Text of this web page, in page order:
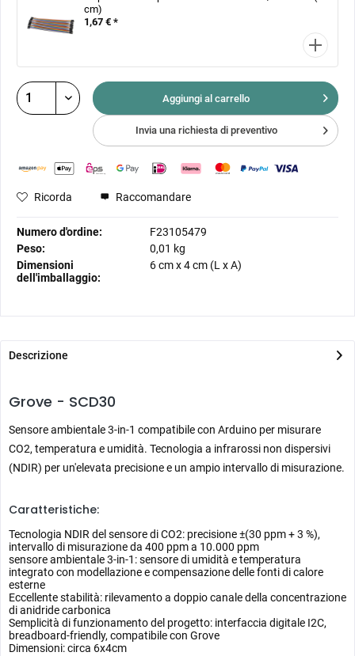
cm)
1,67 € *
Aggiungi al carrello
Invia una richiesta di preventivo
Ricorda Raccomandare
Numero d'ordine:
F23105479
Peso:
0,01 kg
Dimensioni
dell'imballaggio:
6 cmx4 cm (L x A)
Descrizione
Grove - SCD30
Sensore ambientale 3-in-1 compatibile con Arduino per misurare
CO2, temperatura e umidità. Tecnologia a infrarossi non dispersivi
(NDIR) per un'elevata precisione e un ampio intervallo di misurazione.
Caratteristiche:
Tecnologia NDIR del sensore di CO2: precisione ±(30 ppm + 3 %),
intervallo di misurazione da 400 ppm a 10.000 ppm
sensore ambientale 3-in-1: sensore di umidità e temperatura
integrato con modellazione e compensazione delle fonti di calore
esterne
Eccellente stabilità: rilevamento a doppio canale della concentrazione
di anidride carbonica
Semplicità di funzionamento del progetto: interfaccia digitale I2C,
breadboard-friendly, compatibile con Grove
Dimensioni: circa 6x4cm